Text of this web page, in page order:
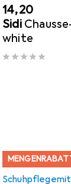
EUR
14,20
Sidi
white